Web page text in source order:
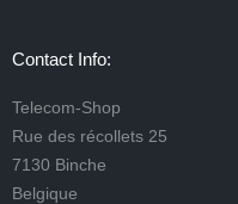
Contact Info:
Telecom-Shop
Rue des récollets 25
7130 Binche
Belgique